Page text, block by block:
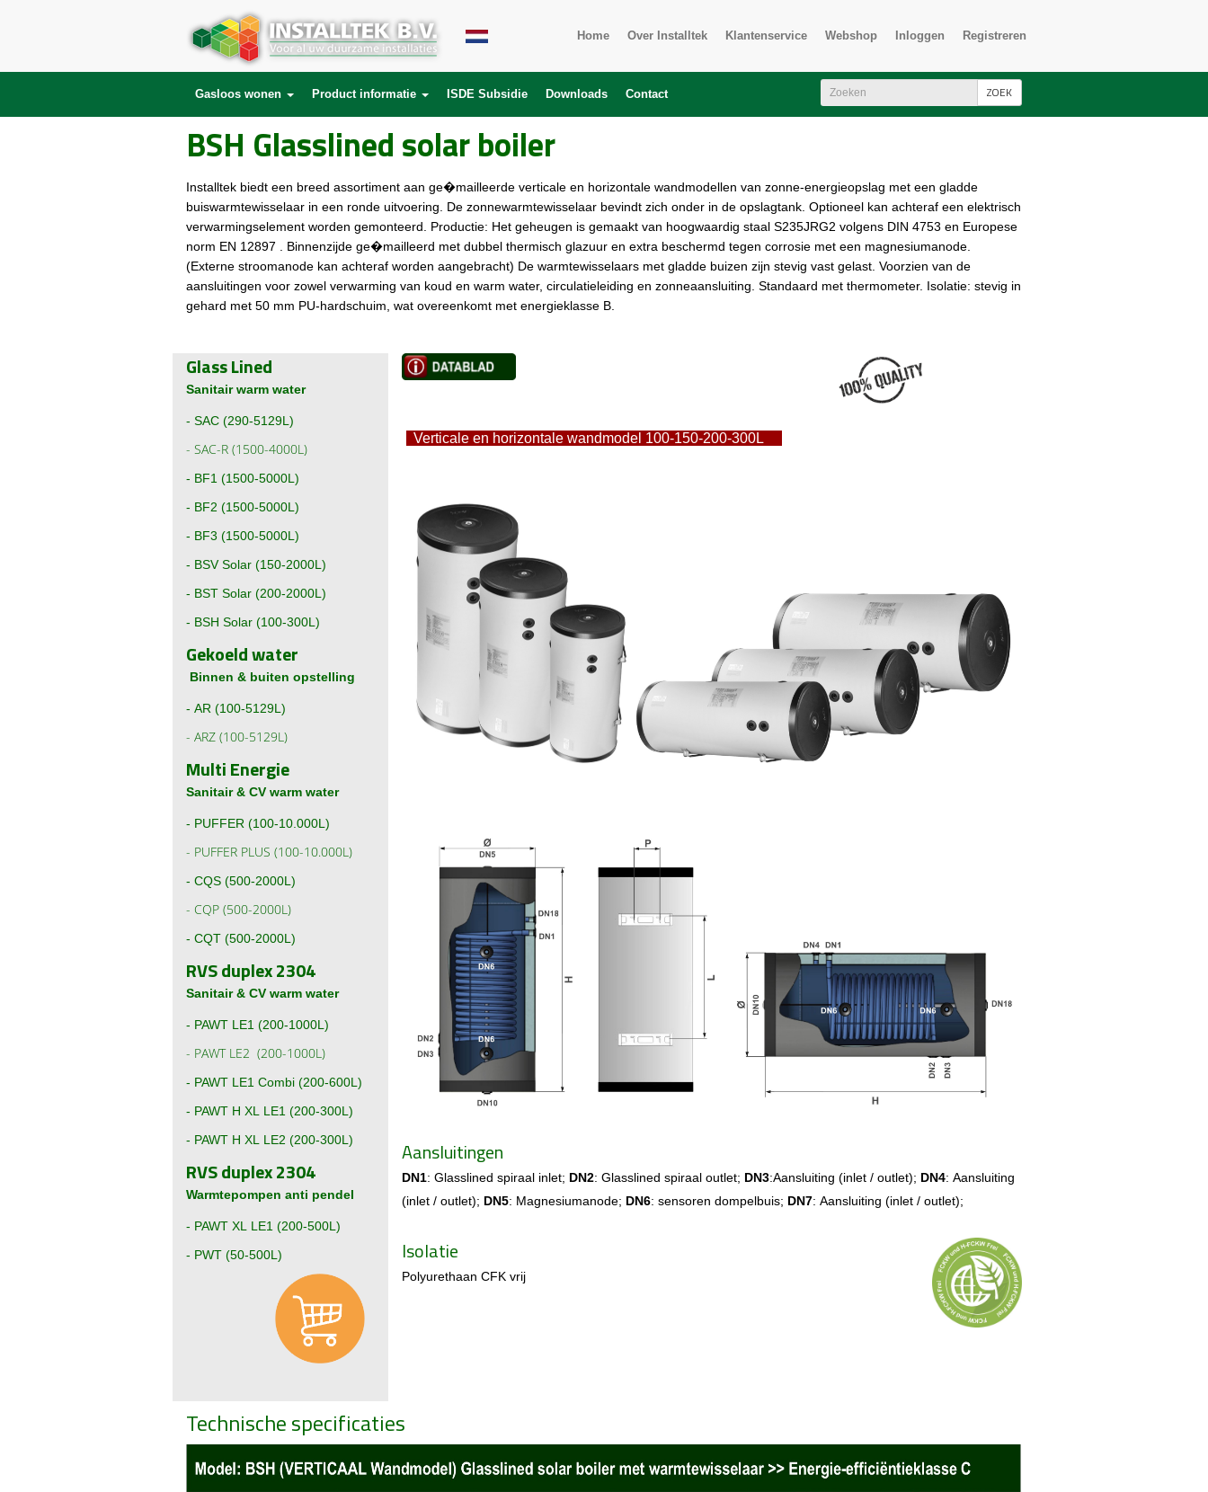
Home Over Installtek Klantenservice Webshop Inloggen Registreren
Gasloos wonen Product informatie ISDE Subsidie Downloads Contact ZOEK
BSH Glasslined solar boiler
Installtek biedt een breed assortiment aan ge�mailleerde verticale en horizontale wandmodellen van zonne-energieopslag met een gladde
buiswarmtewisselaar in een ronde uitvoering. De zonnewarmtewisselaar bevindt zich onder in de opslagtank. Optioneel kan achteraf een elektrisch
verwarmingselement worden gemonteerd. Productie: Het geheugen is gemaakt van hoogwaardig staal S235JRG2 volgens DIN 4753 en Europese
norm EN 12897 . Binnenzijde ge�mailleerd met dubbel thermisch glazuur en extra beschermd tegen corrosie met een magnesiumanode.
(Externe stroomanode kan achteraf worden aangebracht) De warmtewisselaars met gladde buizen zijn stevig vast gelast. Voorzien van de
aansluitingen voor zowel verwarming van koud en warm water, circulatieleiding en zonneaansluiting. Standaard met thermometer. Isolatie: stevig in
gehard met 50 mm PU-hardschuim, wat overeenkomt met energieklasse B.
Glass Lined
Sanitair warm water
- SAC (290-5129L)
- SAC-R (1500-4000L)
- BF1 (1500-5000L)
- BF2 (1500-5000L)
- BF3 (1500-5000L)
- BSV Solar (150-2000L)
- BST Solar (200-2000L)
- BSH Solar (100-300L)
Gekoeld water
Binnen & buiten opstelling
- AR (100-5129L)
- ARZ (100-5129L)
Multi Energie
Sanitair & CV warm water
- PUFFER (100-10.000L)
- PUFFER PLUS (100-10.000L)
- CQS (500-2000L)
- CQP (500-2000L)
- CQT (500-2000L)
RVS duplex 2304
Sanitair & CV warm water
- PAWT LE1 (200-1000L)
- PAWT LE2 (200-1000L)
- PAWT LE1 Combi (200-600L)
- PAWT H XL LE1 (200-300L)
- PAWT H XL LE2 (200-300L)
RVS duplex 2304
Warmtepompen anti pendel
- PAWT XL LE1 (200-500L)
- PWT (50-500L)
Verticale en horizontale wandmodel 100-150-200-300L
Aansluitingen
DN1: Glasslined spiraal inlet; DN2: Glasslined spiraal outlet; DN3:Aansluiting (inlet / outlet); DN4: Aansluiting
(inlet / outlet); DN5: Magnesiumanode; DN6: sensoren dompelbuis; DN7: Aansluiting (inlet / outlet);
Isolatie
Polyurethaan CFK vrij
Technische specificaties